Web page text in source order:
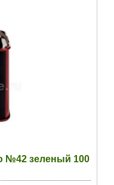
№42 зеленый 100